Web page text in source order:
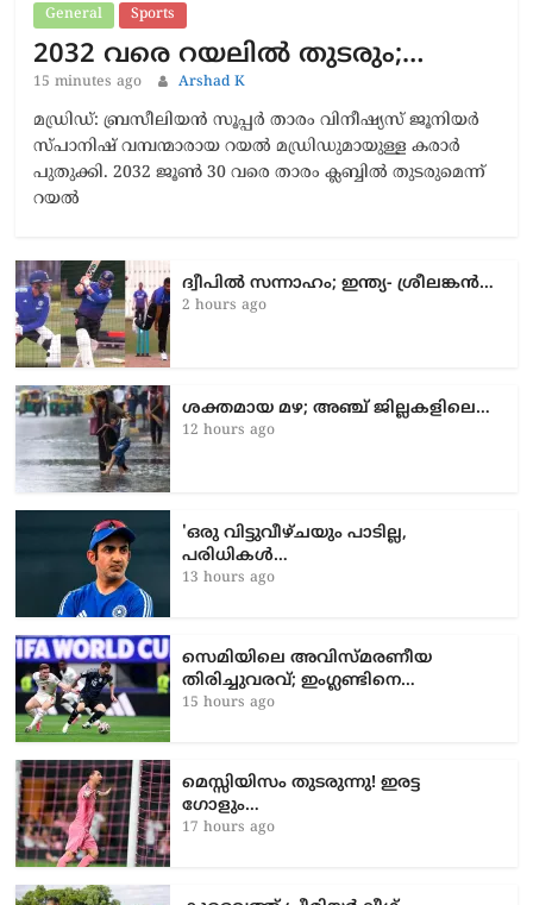
General Sports
2032 വരെ റയലിൽ തുടരും;…
15 minutes ago Arshad K
മഡ്രിഡ്: ബ്രസീലിയൻ സൂപ്പർ താരം വിനീഷ്യസ് ജൂനിയർ
സ്പാനിഷ് വമ്പന്മാരായ റയൽ മഡ്രിഡുമായുള്ള കരാർ
പുതുക്കി. 2032 ജൂൺ 30 വരെ താരം ക്ലബ്ബിൽ തുടരുമെന്ന്
റയൽ
ദ്വീപിൽ സന്നാഹം; ഇന്ത്യ- ശ്രീലങ്കൻ…
2 hours ago
ശക്തമായ മഴ; അഞ്ച് ജില്ലകളിലെ…
12 hours ago
'ഒരു വിട്ടുവീഴ്ചയും പാടില്ല,
പരിധികൾ…
13 hours ago
സെമിയിലെ അവിസ്മരണീയ
തിരിച്ചുവരവ്; ഇംഗ്ലണ്ടിനെ…
15 hours ago
മെസ്സിയിസം തുടരുന്നു! ഇരട്ട
ഗോളും…
17 hours ago